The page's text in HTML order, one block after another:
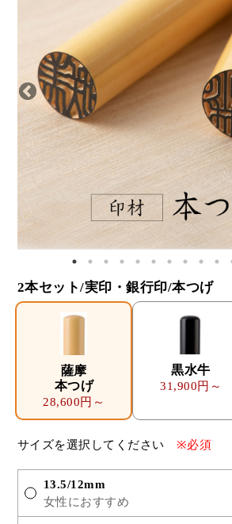
2本セット/実印・銀行印/本つげ
薩摩
本つげ
28,600円～
黒水牛
31,900円～
サイズを選択してください ※必須
13.5/12mm
女性におすすめ